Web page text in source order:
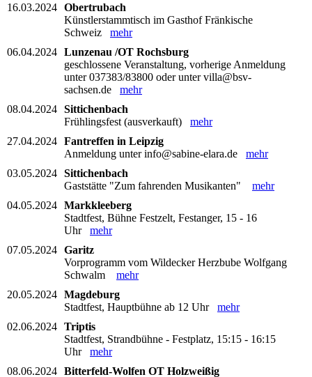
16.03.2024 Obertrubach
Künstlerstammtisch im Gasthof Fränkische
Schweiz mehr
06.04.2024 Lunzenau /OT Rochsburg
geschlossene Veranstaltung, vorherige Anmeldung
unter 037383/83800 oder unter villa@bsv-
sachsen.de mehr
08.04.2024 Sittichenbach
Frühlingsfest (ausverkauft) mehr
27.04.2024 Fantreffen in Leipzig
Anmeldung unter info@sabine-elara.de mehr
03.05.2024 Sittichenbach
Gaststätte "Zum fahrenden Musikanten" mehr
04.05.2024 Markkleeberg
Stadtfest, Bühne Festzelt, Festanger, 15 - 16
Uhr mehr
07.05.2024 Garitz
Vorprogramm vom Wildecker Herzbube Wolfgang
Schwalm mehr
20.05.2024 Magdeburg
Stadtfest, Hauptbühne ab 12 Uhr mehr
02.06.2024 Triptis
Stadtfest, Strandbühne - Festplatz, 15:15 - 16:15
Uhr mehr
08.06.2024 Bitterfeld-Wolfen OT Holzweißig